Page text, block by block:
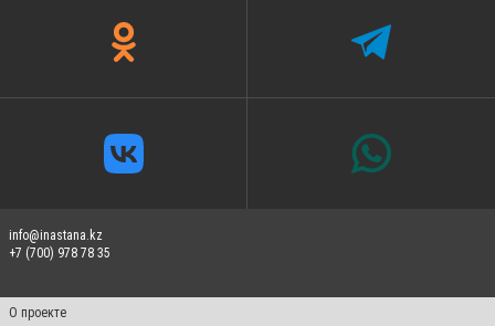
info@inastana.kz
+7 (700) 978 78 35
О проекте